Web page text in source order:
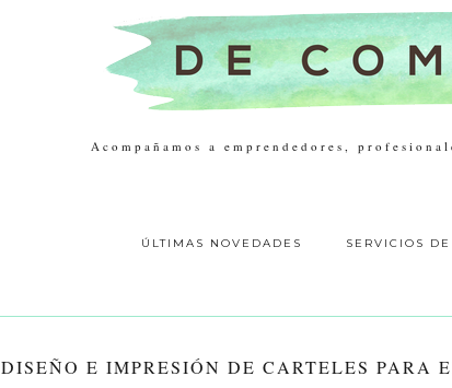
Acompañamos a emprendedores,
ÚLTIMAS NOVEDADES SERVICIOS
DISEÑO E IMPRESIÓN DE CARTELES PARA